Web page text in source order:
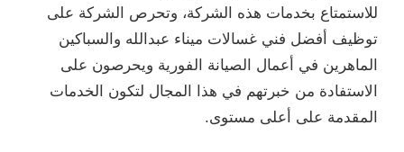
للاستمتاع بخدمات هذه الشركة، وتحرص الشركة على
توظيف أفضل فني غسالات ميناء عبدالله والسباكين
الماهرين في أعمال الصيانة الفورية ويحرصون على
الاستفادة من خبرتهم في هذا المجال لتكون الخدمات
المقدمة على أعلى مستوى.